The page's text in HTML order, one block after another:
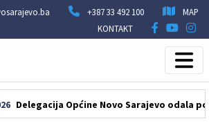
+387 33 492 100
MAP
KONTAKT
Općine Novo Sarajevo odala počast